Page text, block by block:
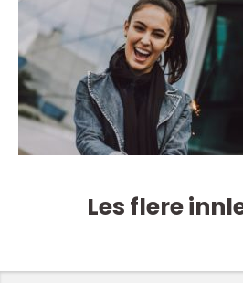
Les flere